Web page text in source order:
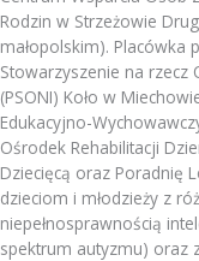
Rodzin w Strzeżowie
małopolskim). Placówka
Stowarzyszenie na rzecz
(PSONI) Koło w
Edukacyjno-
Ośrodek Rehabilitacji
Dziecięcą oraz Poradnię
dzieciom i młodzieży z
niepełnosprawnością
spektrum autyzmu) oraz